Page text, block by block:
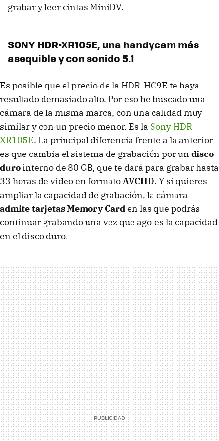
grabar y leer cintas MiniDV.
SONYHDR-XR105E, una handycam más
asequible y con sonido 5.1
Es posible que el precio de la HDR-HC9E te haya
resultado demasiado alto. Por eso he buscado una
cámara de la misma marca, con una calidad muy
similar y con un precio menor. Es la Sony HDR-
XR105E. La principal diferencia frente a la anterior
es que cambia el sistema de grabación por un disco
duro interno de 80 GB, que te dará para grabar hasta
33 horas de video en formatoAVCHD. Y si quieres
ampliar la capacidad de grabación, la cámara
admite tarjetas Memory Carden las que podrás
continuar grabando una vez que agotes la capacidad
en el disco duro.